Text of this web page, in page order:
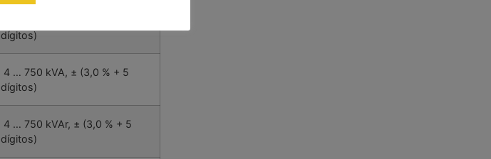
dígitos)
4 … 750 kVA, ± (3,0 % + 5
dígitos)
4 … 750 kVAr, ± (3,0 % + 5
dígitos)